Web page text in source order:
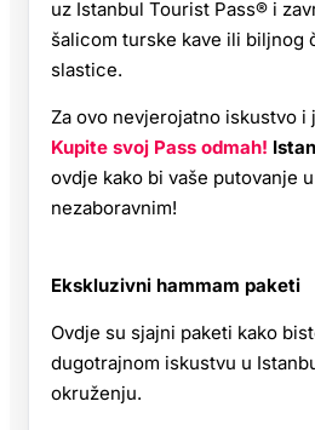
uz Istanbul Tourist Pass® i
šalicom turske kave ili biljnog
slastice.
Za ovo nevjerojatno iskustvo i
Kupite svoj Pass odmah!
ovdje kako bi vaše putovanje
nezaboravnim!
Ekskluzivni hammam paketi
Ovdje su sjajni paketi kako
dugotrajnom iskustvu u
okruženju.